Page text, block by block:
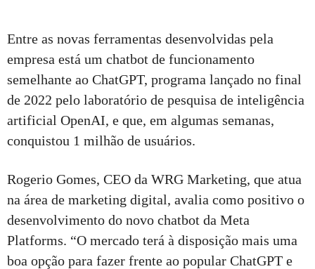
Entre as novas ferramentas desenvolvidas pela
empresa está um chatbot de funcionamento
semelhante ao ChatGPT, programa lançado no final
de 2022 pelo laboratório de pesquisa de inteligência
artificial OpenAI, e que, em algumas semanas,
conquistou 1 milhão de usuários.
Rogerio Gomes, CEO da WRG Marketing, que atua
na área de marketing digital, avalia como positivo o
desenvolvimento do novo chatbot da Meta
Platforms. “O mercado terá à disposição mais uma
boa opção para fazer frente ao popular ChatGPT e